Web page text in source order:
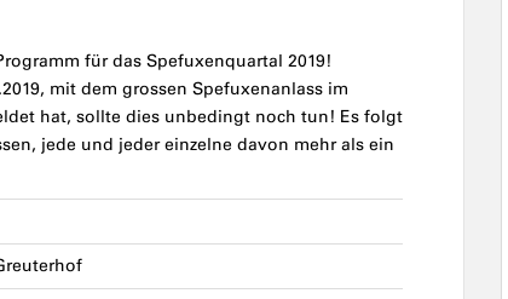
für das Spefuxenquartal 2019!
mit dem grossen Spefuxenanlass im
hat, sollte dies unbedingt noch tun! Es folgt
jede und jeder einzelne davon mehr als ein